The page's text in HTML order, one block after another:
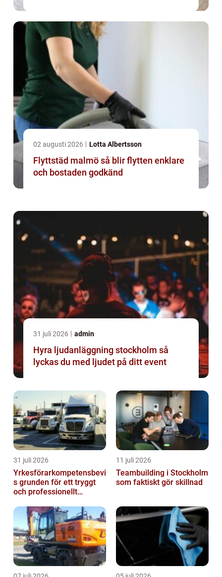
02 augusti 2026 Lotta Albertsson
Flyttstäd malmö så blir flytten enklare
och bostaden godkänd
31 juli 2026 admin
Hyra ljudanläggning stockholm så
lyckas du med ljudet på ditt event
31 juli 2026
Yrkesförarkompetensbevi
s grunden för ett tryggt
och professionellt
11 juli 2026
Teambuilding i Stockholm
som faktiskt gör skillnad